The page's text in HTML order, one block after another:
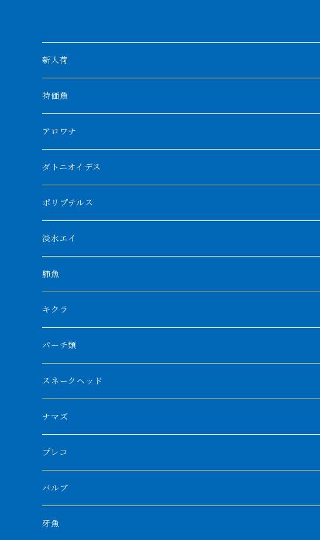
新入荷
特価魚
アロワナ
クンパイ
アブソリュートレッド
AGUS スーパーレッドF4
特殊アロワナ
厳選 過背金龍
フルゴールデンクロスバック
ブルーベースクロスバック
BILLY-KENオリジナルブランド紅龍
チョッパーレッド
ブルレッド
その他アジアアロワナ
特殊個体
紅龍
シルバーアロワナ
ブラックアロワナ
ノーザンバラムンディ
その他アロワナ
ダトニオイデス
シャムタイガー
特殊ダトニオ
ダトニオプラスワン
リアルバンド
フォークバンド
フォーバータイガー
メニーバータイガー
ニューギニアダトニオ
ポリプテルス
モンスターポリプ
特殊ポリプ
プラチナ個体
ショート個体
ハイブリッドポリプ
エンドリケリー
ギニア
ナイジェリア
ナイルビチャー
ナポレオンビチャー
バロ川
ビキールビキール
トゥルカナ湖
タンガニーカビチャー
アンソルギー
コウロントン
淡水エイ
シナガワダイヤ
ダイヤモンドポルカ
クロコダイル
その他淡水エイ
肺魚
ネオケラ
その他肺魚
キクラ
パーチ類
スネークヘッド
チャンナバルカ
大型スネークヘッド
中型スネークヘッド
小型スネークヘッド
ナマズ
プレコ
バルブ
牙魚